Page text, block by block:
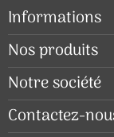
Informations
Nos produits
Notre société
Contactez-